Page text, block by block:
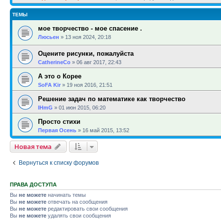
ТЕМЫ
мое творчество - мое спасение .
Люсьен » 13 ноя 2024, 20:18
Оцените рисунки, пожалуйста
CatherineCo » 06 авг 2017, 22:43
А это о Корее
SoFA Kir » 19 ноя 2016, 21:51
Решение задач по математике как творчество
IHmG » 01 июн 2015, 06:20
Просто стихи
Первая Осень » 16 май 2015, 13:52
Новая тема
Вернуться к списку форумов
ПРАВА ДОСТУПА
Вы не можете начинать темы
Вы не можете отвечать на сообщения
Вы не можете редактировать свои сообщения
Вы не можете удалять свои сообщения